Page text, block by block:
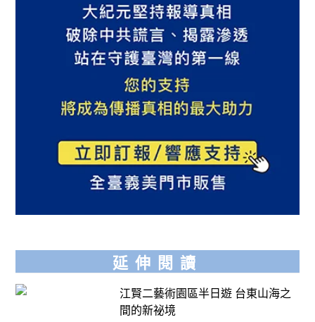
延伸閱讀
江賢二藝術園區半日遊 台東山海之
間的新祕境